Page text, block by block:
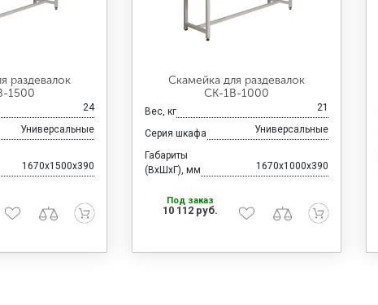
раздевалок
1500
24
Универсальные
1670x1500x390
Скамейка для раздевалок
CК-1В-1000
Вес, кг 21
Серия шкафа Универсальные
Габариты
(ВхШхГ), мм
1670x1000x390
Под заказ
10 112 руб.